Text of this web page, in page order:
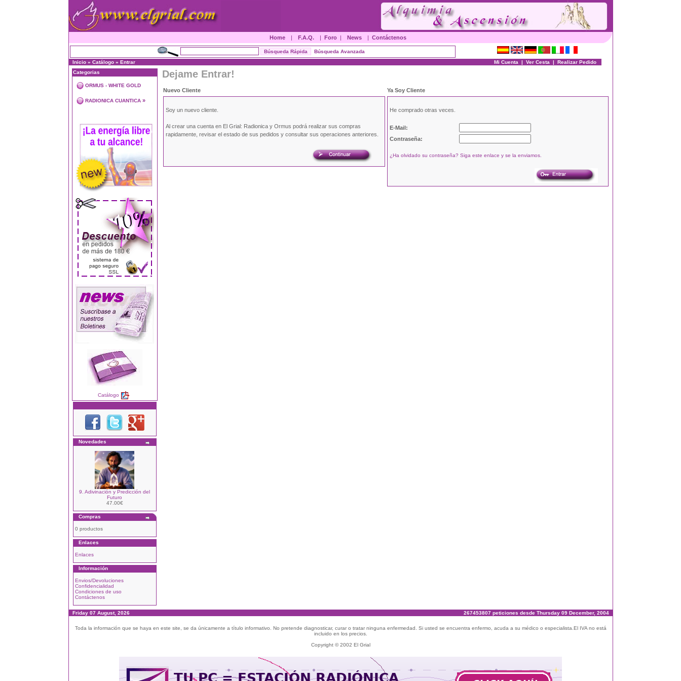
Home | F.A.Q. | Foro| News | Contáctenos
Búsqueda Avanzada
Inicio» Catálogo» Entrar Mi Cuenta | Ver Cesta | Realizar Pedido
Categorias
ORMUS - WHITE GOLD
RADIONICA CUANTICA»
Catálogo
Novedades
9. Adivinación y Predicción del
Futuro
47.00€
Compras
0 productos
Enlaces
Enlaces
Información
Envios/Devoluciones
Confidencialidad
Condiciones de uso
Contáctenos
Dejame Entrar!
Nuevo Cliente Ya Soy Cliente
Soy un nuevo cliente.
Al crear una cuenta en El Grial: Radionica y Ormus podrá realizar sus compras
rapidamente, revisar el estado de sus pedidos y consultar sus operaciones anteriores.
He comprado otras veces.
E-Mail:
Contraseña:
¿Ha olvidado su contraseña? Siga este enlace y se la enviamos.
Friday 07 August, 2026 267453807 peticiones desde Thursday 09 December, 2004
Toda la información que se haya en este site, se da únicamente a título informativo. No pretende diagnosticar, curar o tratar ninguna enfermedad. Si usted se encuentra enfermo, acuda a su médico o especialista.El IVA no está
incluido en los precios.
Copyright © 2002 El Grial